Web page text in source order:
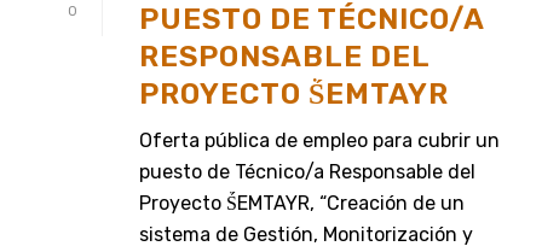
0
PUESTO DE TÉCNICO/A
RESPONSABLE DEL
PROYECTO ṤEMTAYR
Oferta pública de empleo para cubrir un
puesto de Técnico/a Responsable del
Proyecto ṤEMTAYR, “Creación de un
sistema de Gestión, Monitorización y